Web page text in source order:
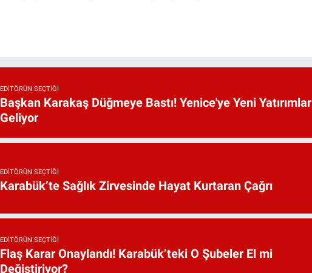
EDITÖRÜN SEÇTIĞI
Başkan Karakaş Düğmeye Bastı! Yenice'ye Yeni Yatırımlar
Geliyor
EDITÖRÜN SEÇTIĞI
Karabük’te Sağlık Zirvesinde Hayat Kurtaran Çağrı
EDITÖRÜN SEÇTIĞI
Flaş Karar Onaylandı! Karabük’teki O Şubeler El mi
Değiştiriyor?